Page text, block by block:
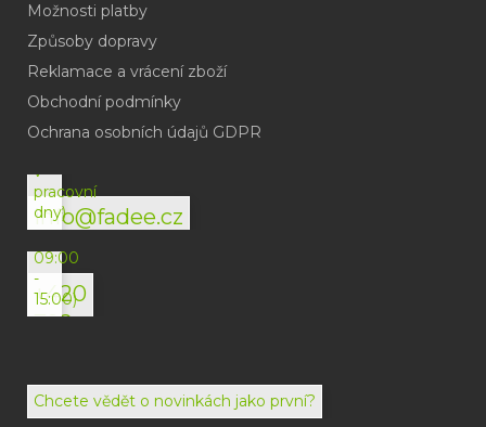
Možnosti platby
Způsoby dopravy
Reklamace a vrácení zboží
Obchodní podmínky
Ochrana osobních údajů GDPR
info@fadee.cz
(odpověď
do
v
pracovní
dny)
+420
792
072
(Po-
09:00
-
15:00)
Chcete vědět o novinkách jako první?